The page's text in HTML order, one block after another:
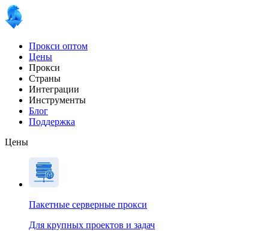
Прокси оптом
Цены
Прокси
Страны
Интеграции
Инструменты
Блог
Поддержка
Цены
Пакетные серверные прокси
Для крупных проектов и задач